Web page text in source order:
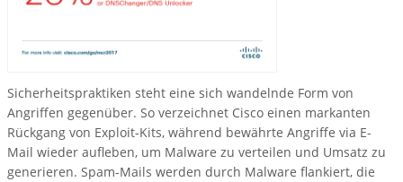
Sicherheitspraktiken steht eine sich wandelnde Form von
Angriffen gegenüber. So verzeichnet Cisco einen markanten
Rückgang von Exploit-Kits, während bewährte Angriffe via E-
Mail wieder aufleben, um Malware zu verteilen und Umsatz zu
generieren. Spam-Mails werden durch Malware flankiert, die